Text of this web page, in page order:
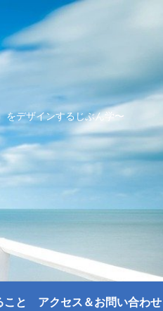
をデザインするじぶん学〜
こと アクセス＆お問い合わせ